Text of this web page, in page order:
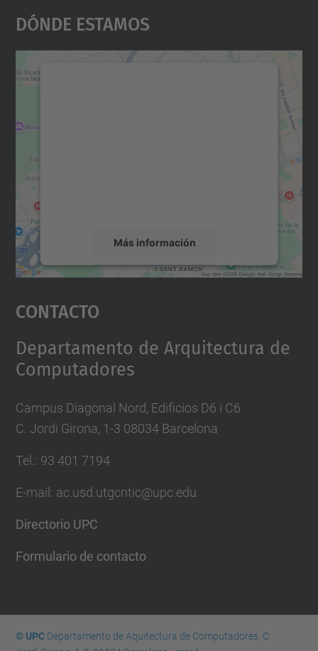
Dónde Estamos
Más información
Aceptar
powered by
Contacto
Departamento de Arquitectura de
Computadores
Campus Diagonal Nord, Edificios D6 i C6
C. Jordi Girona, 1-3 08034 Barcelona
Tel.: 93 401 7194
E-mail: ac.usd.utgcntic@upc.edu
Directorio UPC
Formulario de contacto
© UPCDepartamento de Aquitectura de Computadores. C.